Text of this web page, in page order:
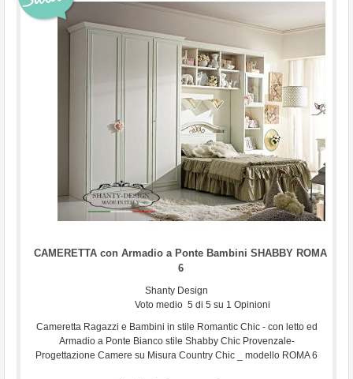
CAMERETTA con Armadio a Ponte Bambini SHABBY ROMA
6
Shanty Design
Voto medio 5 di 5 su 1 Opinioni
Cameretta Ragazzi e Bambini in stile Romantic Chic - con letto ed
Armadio a Ponte Bianco stile Shabby Chic Provenzale-
Progettazione Camere su Misura Country Chic _ modello ROMA 6